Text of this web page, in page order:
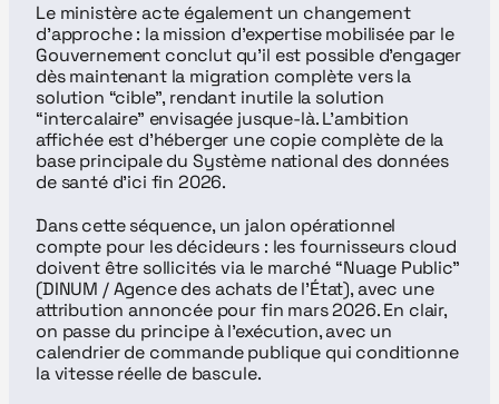
Le ministère acte également un changement
d’approche : la mission d’expertise mobilisée par le
Gouvernement conclut qu’il est possible d’engager
dès maintenant la migration complète vers la
solution “cible”, rendant inutile la solution
“intercalaire” envisagée jusque-là. L’ambition
affichée est d’héberger une copie complète de la
base principale du Système national des données
de santé d’ici fin 2026.
Dans cette séquence, un jalon opérationnel
compte pour les décideurs : les fournisseurs cloud
doivent être sollicités via le marché “Nuage Public”
(DINUM / Agence des achats de l’État), avec une
attribution annoncée pour fin mars 2026. En clair,
on passe du principe à l’exécution, avec un
calendrier de commande publique qui conditionne
la vitesse réelle de bascule.